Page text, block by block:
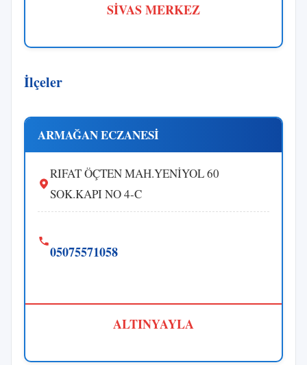
SİVAS MERKEZ
İlçeler
ARMAĞAN ECZANESİ
RIFAT ÖÇTEN MAH.YENİYOL 60
SOK.KAPI NO 4-C
05075571058
ALTINYAYLA